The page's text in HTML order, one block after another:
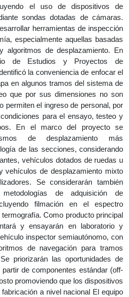
el uso de dispositivos de
sondas dotadas de cámaras.
herramientas de inspección
especialmente aquellas basadas
algoritmos de desplazamiento. En
de Estudios y Proyectos de
la conveniencia de enfocar el
en algunos tramos del sistema de
que por sus dimensiones no son
permiten el ingreso de personal, por
para el ensayo, testeo y
En el marco del proyecto se
de desplazamiento más
de las secciones, considerando
vehículos dotados de ruedas u
vehículos de desplazamiento mixto
Se considerarán también
de adquisición de
filmación en el espectro
Como producto principal
y ensayarán en laboratorio y
inspector semiautónomo, con
de navegación para tramos
priorizarán las oportunidades de
de componentes estándar (off-
promoviendo que los dispositivos
a nivel nacional El equipo